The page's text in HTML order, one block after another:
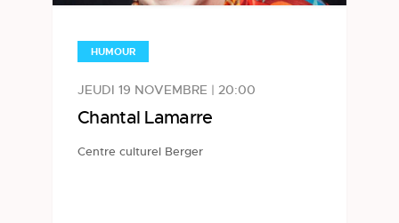
HUMOUR
JEUDI 19 NOVEMBRE | 20:00
Chantal Lamarre
Centre culturel Berger